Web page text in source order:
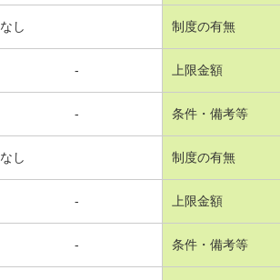
なし 制度の有無
- 上限金額
- 条件・備考等
なし 制度の有無
- 上限金額
- 条件・備考等